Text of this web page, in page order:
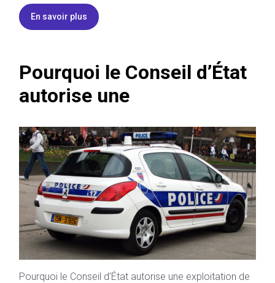
En savoir plus
Pourquoi le Conseil d’État
autorise une
Pourquoi le Conseil d’État autorise une exploitation de